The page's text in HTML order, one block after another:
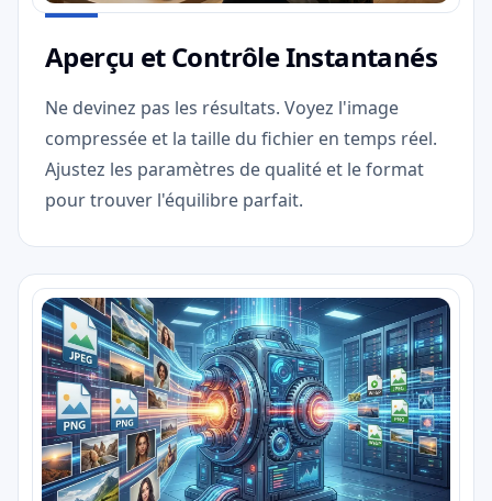
Aperçu et Contrôle Instantanés
Ne devinez pas les résultats. Voyez l'image
compressée et la taille du fichier en temps réel.
Ajustez les paramètres de qualité et le format
pour trouver l'équilibre parfait.